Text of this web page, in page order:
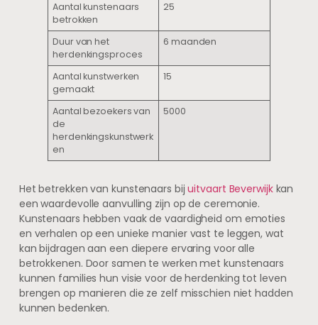
Aantal kunstenaars
betrokken
25
Duur van het
herdenkingsproces
6 maanden
Aantal kunstwerken
gemaakt
15
Aantal bezoekers van
de
herdenkingskunstwerk
en
5000
Het betrekken van kunstenaars bijuitvaart Beverwijkkan
een waardevolle aanvulling zijn op de ceremonie.
Kunstenaars hebben vaak de vaardigheid om emoties
en verhalen op een unieke manier vast te leggen, wat
kan bijdragen aan een diepere ervaring voor alle
betrokkenen. Door samen te werken met kunstenaars
kunnen families hun visie voor de herdenking tot leven
brengen op manieren die ze zelf misschien niet hadden
kunnen bedenken.